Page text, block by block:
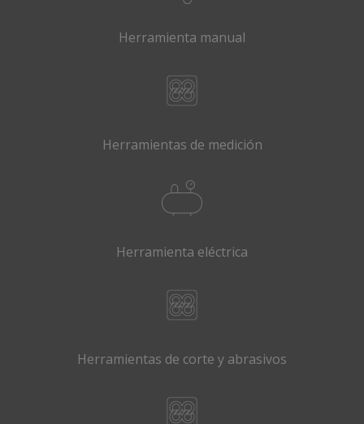
Herramienta manual
Herramientas de medición
Herramienta eléctrica
Herramientas de corte y abrasivos